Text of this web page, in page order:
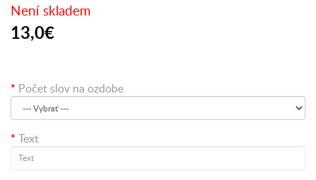
Není skladem
13,0€
Počet slov na ozdobe
Text